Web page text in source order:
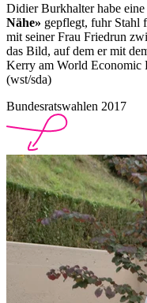
Didier Burkhalter habe eine
Nähe» gepflegt, fuhr Stahl
mit seiner Frau Friedrun
das Bild, auf dem er mit
Kerry am World Economic
(wst/sda)
Bundesratswahlen 2017